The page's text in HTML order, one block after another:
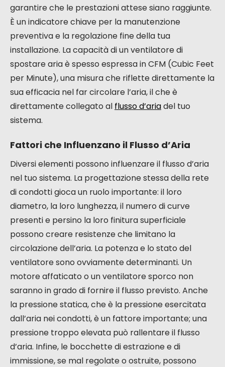
garantire che le prestazioni attese siano raggiunte.
È un indicatore chiave per la manutenzione
preventiva e la regolazione fine della tua
installazione. La capacità di un ventilatore di
spostare aria è spesso espressa in CFM (Cubic Feet
per Minute), una misura che riflette direttamente la
sua efficacia nel far circolare l’aria, il che è
direttamente collegato al flusso d’ariadel tuo
sistema.
Fattori che Influenzano il Flusso d’Aria
Diversi elementi possono influenzare il flusso d’aria
nel tuo sistema. La progettazione stessa della rete
di condotti gioca un ruolo importante: il loro
diametro, la loro lunghezza, il numero di curve
presenti e persino la loro finitura superficiale
possono creare resistenze che limitano la
circolazione dell’aria. La potenza e lo stato del
ventilatore sono ovviamente determinanti. Un
motore affaticato o un ventilatore sporco non
saranno in grado di fornire il flusso previsto. Anche
la pressione statica, che è la pressione esercitata
dall’aria nei condotti, è un fattore importante; una
pressione troppo elevata può rallentare il flusso
d’aria. Infine, le bocchette di estrazione e di
immissione, se mal regolate o ostruite, possono